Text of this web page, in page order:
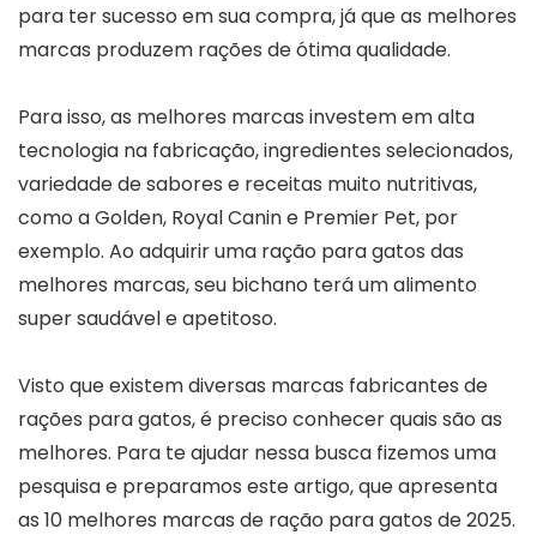
para ter sucesso em sua compra, já que as melhores
marcas produzem rações de ótima qualidade.
Para isso, as melhores marcas investem em alta
tecnologia na fabricação, ingredientes selecionados,
variedade de sabores e receitas muito nutritivas,
como a Golden, Royal Canin e Premier Pet, por
exemplo. Ao adquirir uma ração para gatos das
melhores marcas, seu bichano terá um alimento
super saudável e apetitoso.
Visto que existem diversas marcas fabricantes de
rações para gatos, é preciso conhecer quais são as
melhores. Para te ajudar nessa busca fizemos uma
pesquisa e preparamos este artigo, que apresenta
as 10 melhores marcas de ração para gatos de 2025.